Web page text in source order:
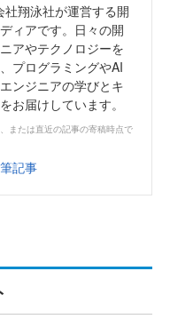
翔泳社が運営する開
ィアです。日々の開
アやテクノロジーを
プログラミングやAI
ンジニアの学びとキ
お届けしています。
または直近の記事の寄稿時点で
記事